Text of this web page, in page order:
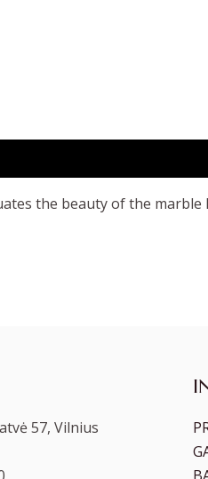
the beauty of the
57, Vilnius